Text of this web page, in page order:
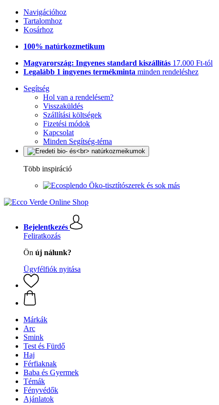
Navigációhoz
Tartalomhoz
Kosárhoz
100% natúrkozmetikum
Magyarország: Ingyenes standard kiszállítás 17.000 Ft-tól
Legalább 1 ingyenes termékminta minden rendeléshez
Segítség
Hol van a rendelésem?
Visszaküldés
Szállítási költségek
Fizetési módok
Kapcsolat
Minden Segítség-téma
Több inspiráció
Öko-tisztítószerek és sok más
Bejelentkezés
Feliratkozás
Ön új nálunk?
Ügyfélfiók nyitása
Márkák
Arc
Smink
Test és Fürdő
Haj
Férfiaknak
Baba és Gyermek
Témák
Fényvédők
Ajánlatok